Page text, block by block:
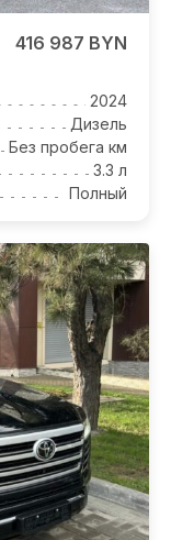
416 987 BYN
2024
Дизель
Без пробега км
3.3 л
Полный